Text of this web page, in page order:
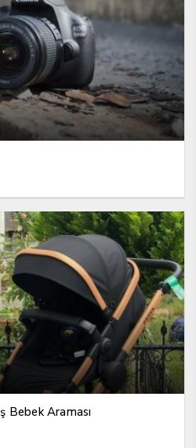
Bebek Araması